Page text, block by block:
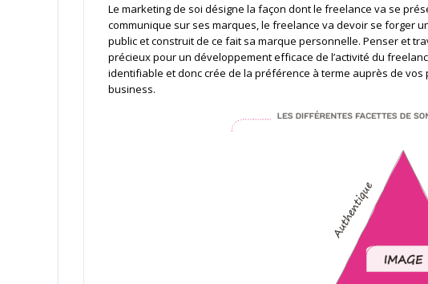
Le marketing de soi désigne la façon dont le freelance va se
communique sur ses marques, le freelance va devoir se forger
public et construit de ce fait sa marque personnelle. Penser et
précieux pour un développement efficace de l’activité du
identifiable et donc crée de la préférence à terme auprès de vos
business.